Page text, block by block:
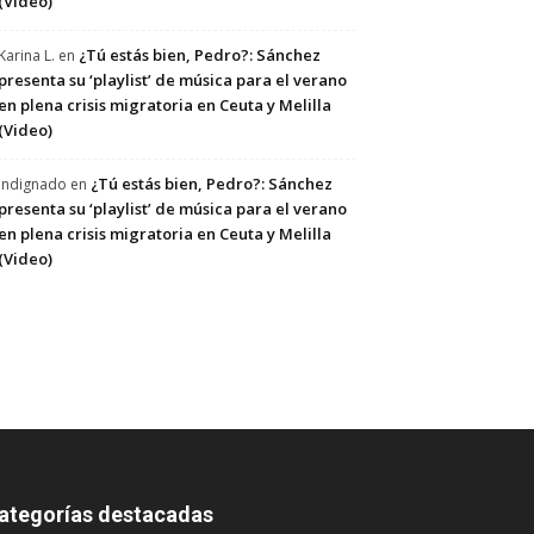
L. en ¿Tú estás bien, Pedro?: Sánchez
su ‘playlist’ de música para el verano
plena crisis migratoria en Ceuta y Melilla
en ¿Tú estás bien, Pedro?: Sánchez
su ‘playlist’ de música para el verano
plena crisis migratoria en Ceuta y Melilla
destacadas